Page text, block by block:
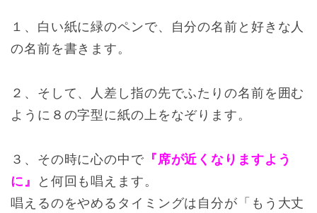
１、白い紙に緑のペンで、自分の名前と好きな人
の名前を書きます。
２、そして、人差し指の先でふたりの名前を囲む
ように８の字型に紙の上をなぞります。
３、その時に心の中で『席が近くなりますよう
に』
と何回も唱えます。
唱えるのをやめるタイミングは自分が「もう大丈